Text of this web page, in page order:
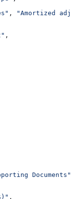
,
"Amortized
,
Documents"
,